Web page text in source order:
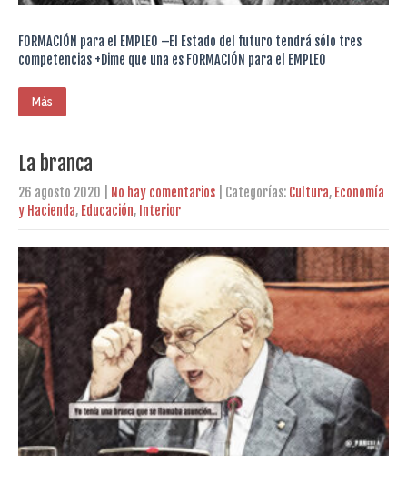
FORMACIÓN para el EMPLEO –El Estado del futuro tendrá sólo tres
competencias +Dime que una es FORMACIÓN para el EMPLEO
Más
La branca
26 agosto 2020 No hay comentarios | Categorías: Cultura, Economía
y Hacienda, Educación, Interior